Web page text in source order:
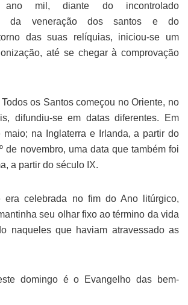
mil, diante do incontrolado
da veneração dos santos e do
das suas relíquias, iniciou-se um
até se chegar à comprovação
os Santos começou no Oriente, no
difundiu-se em datas diferentes. Em
maio; na Inglaterra e Irlanda, a partir do
de novembro, uma data que também foi
a partir do século IX.
era celebrada no fim do Ano litúrgico,
seu olhar fixo ao término da vida
naqueles que haviam atravessado as
domingo é o Evangelho das bem-